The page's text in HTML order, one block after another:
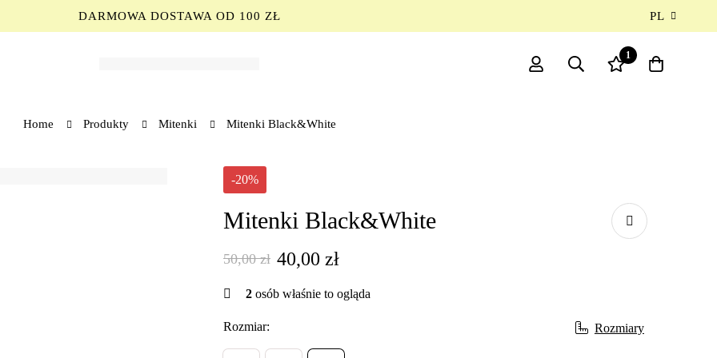
DARMOWA DOSTAWA OD 100 ZŁ PL
1
Home Produkty Mitenki Mitenki Black&White
-20%
Mitenki Black&White
50,00zł 40,00 zł
Rozmiary
2 osób właśnie to ogląda
Rozmiar: